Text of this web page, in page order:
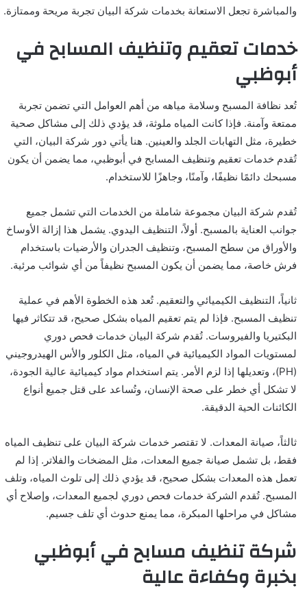
والمباشرة تجعل الاستعانة بخدمات شركة البيان تجربة مريحة وممتازة.
خدمات تعقيم وتنظيف المسابح في
أبوظبي
تُعد نظافة المسبح وسلامة مياهه من أهم العوامل التي تضمن تجربة
ممتعة وآمنة. فإذا كانت المياه ملوثة، قد يؤدي ذلك إلى مشاكل صحية
خطيرة، مثل التهابات الجلد والعينين. هنا يأتي دور شركة البيان، التي
تُقدم خدمات تعقيم وتنظيف المسابح في أبوظبي، مما يضمن أن يكون
مسبحك دائمًا نظيفًا، وآمنًا، وجاهزًا للاستخدام.
تُقدم شركة البيان مجموعة شاملة من الخدمات التي تشمل جميع
جوانب العناية بالمسبح. أولاً، التنظيف اليدوي. يشمل هذا إزالة الأوساخ
والأوراق من سطح المسبح، وتنظيف الجدران والأرضيات باستخدام
فرش خاصة، مما يضمن أن يكون المسبح نظيفاً من أي شوائب مرئية.
ثانياً، التنظيف الكيميائي والتعقيم. تُعد هذه الخطوة الأهم في عملية
تنظيف المسبح. فإذا لم يتم تعقيم المياه بشكل صحيح، قد تتكاثر فيها
البكتيريا والفيروسات. تُقدم شركة البيان خدمات فحص دوري
لمستويات المواد الكيميائية في المياه، مثل الكلور والأس الهيدروجيني
(PH)، وتعديلها إذا لزم الأمر. يتم استخدام مواد كيميائية عالية الجودة،
لا تشكل أي خطر على صحة الإنسان، وتُساعد على قتل جميع أنواع
الكائنات الحية الدقيقة.
ثالثاً، صيانة المعدات. لا تقتصر خدمات شركة البيان على تنظيف المياه
فقط، بل تشمل صيانة جميع المعدات، مثل المضخات والفلاتر. إذا لم
تعمل هذه المعدات بشكل صحيح، قد يؤدي ذلك إلى تلوث المياه، وتلف
المسبح. تُقدم الشركة خدمات فحص دوري لجميع المعدات، وإصلاح أي
مشاكل في مراحلها المبكرة، مما يمنع حدوث أي تلف جسيم.
شركة تنظيف مسابح في أبوظبي
بخبرة وكفاءة عالية